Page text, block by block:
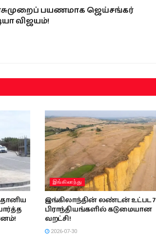
பயணமாக ஜெய்சங்கர்
விஜயம்!
இங்கிலாந்து
இங்கிலாந்தின் லண்டன் உட்பட 7
பிராந்தியங்களில் கடுமையான
வறட்சி!
2026-07-30